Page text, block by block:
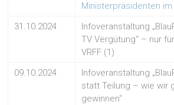
Ministerpräsidenten im
31.10.2024
Infoveranstaltung
TV Vergütung“ – nur
VRFF (1)
09.10.2024
Infoveranstaltung
statt Teilung – wie wir
gewinnen“